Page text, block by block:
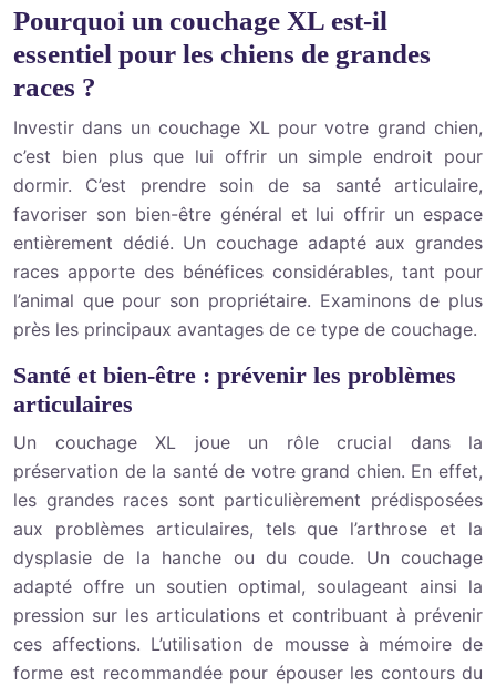
Pourquoi un couchage XL est-il
essentiel pour les chiens de grandes
races ?
Investir dans un couchage XL pour votre grand chien,
c’est bien plus que lui offrir un simple endroit pour
dormir. C’est prendre soin de sa santé articulaire,
favoriser son bien-être général et lui offrir un espace
entièrement dédié. Un couchage adapté aux grandes
races apporte des bénéfices considérables, tant pour
l’animal que pour son propriétaire. Examinons de plus
près les principaux avantages de ce type de couchage.
Santé et bien-être : prévenir les problèmes
articulaires
Un couchage XL joue un rôle crucial dans la
préservation de la santé de votre grand chien. En effet,
les grandes races sont particulièrement prédisposées
aux problèmes articulaires, tels que l’arthrose et la
dysplasie de la hanche ou du coude. Un couchage
adapté offre un soutien optimal, soulageant ainsi la
pression sur les articulations et contribuant à prévenir
ces affections. L’utilisation de mousse à mémoire de
forme est recommandée pour épouser les contours du